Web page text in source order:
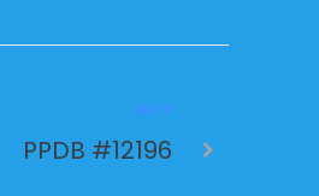
PPDB #12196